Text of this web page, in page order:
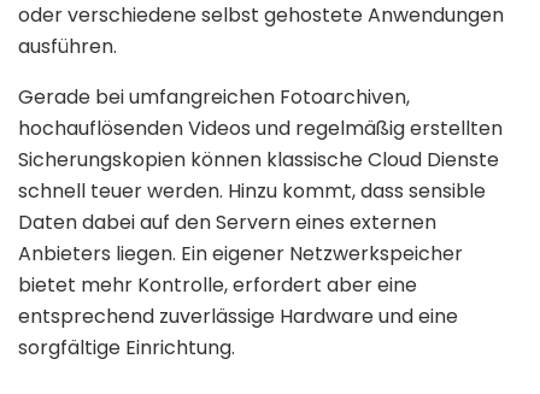
oder verschiedene selbst gehostete Anwendungen
ausführen.
Gerade bei umfangreichen Fotoarchiven,
hochauflösenden Videos und regelmäßig erstellten
Sicherungskopien können klassische Cloud Dienste
schnell teuer werden. Hinzu kommt, dass sensible
Daten dabei auf den Servern eines externen
Anbieters liegen. Ein eigener Netzwerkspeicher
bietet mehr Kontrolle, erfordert aber eine
entsprechend zuverlässige Hardware und eine
sorgfältige Einrichtung.